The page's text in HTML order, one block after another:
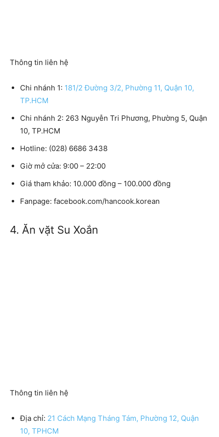
Thông tin liên hệ
Chi nhánh 1: 181/2 Đường 3/2, Phường 11, Quận 10,
TP.HCM
Chi nhánh 2: 263 Nguyễn Tri Phương, Phường 5, Quận
10, TP.HCM
Hotline: (028) 6686 3438
Giờ mở cửa: 9:00 – 22:00
Giá tham khảo: 10.000 đồng – 100.000 đồng
Fanpage: facebook.com/hancook.korean
4. Ăn vặt Su Xoắn
Thông tin liên hệ
Địa chỉ: 21 Cách Mạng Tháng Tám, Phường 12, Quận
10, TPHCM